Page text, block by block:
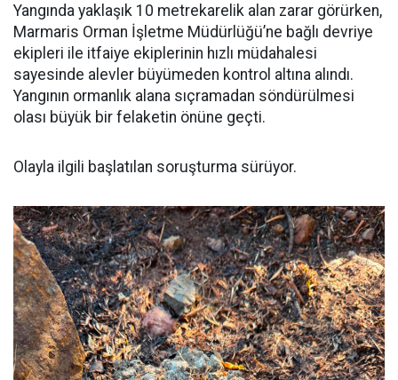
Yangında yaklaşık 10 metrekarelik alan zarar görürken,
Marmaris Orman İşletme Müdürlüğü’ne bağlı devriye
ekipleri ile itfaiye ekiplerinin hızlı müdahalesi
sayesinde alevler büyümeden kontrol altına alındı.
Yangının ormanlık alana sıçramadan söndürülmesi
olası büyük bir felaketin önüne geçti.
Olayla ilgili başlatılan soruşturma sürüyor.